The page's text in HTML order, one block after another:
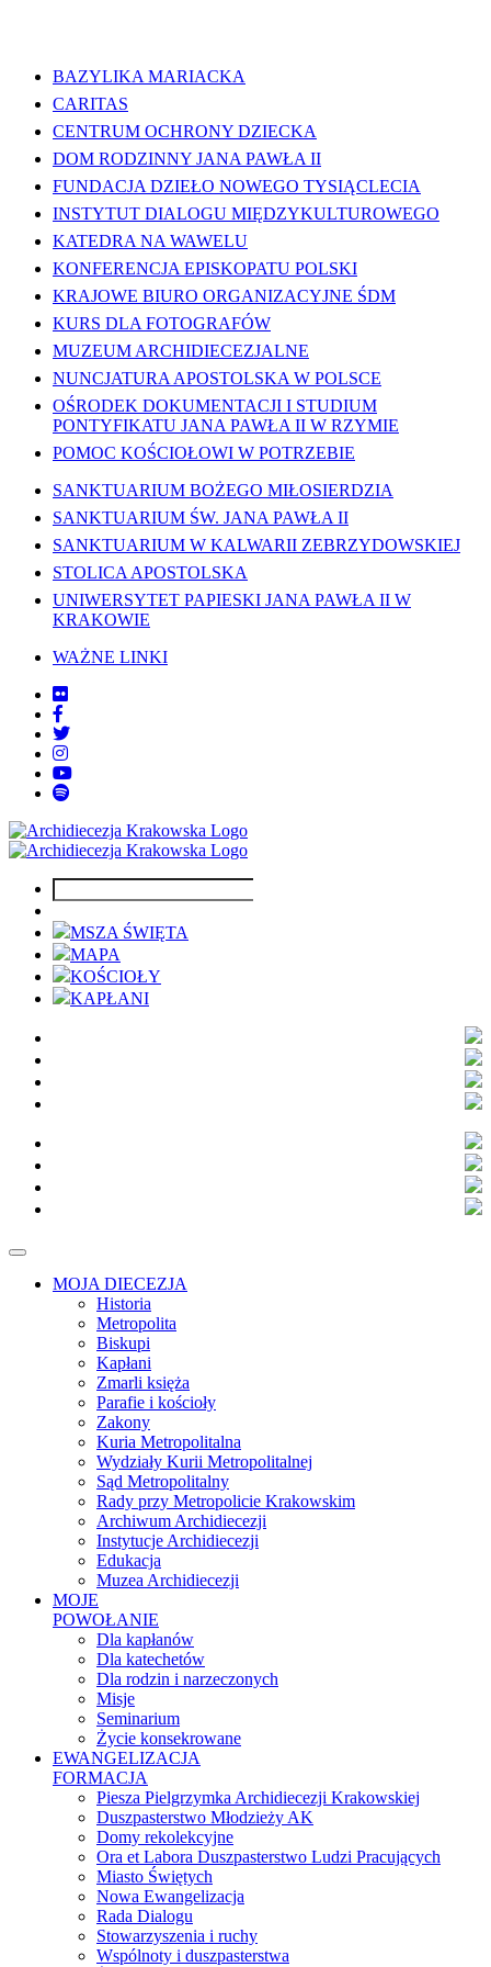
BAZYLIKA MARIACKA
CARITAS
CENTRUM OCHRONY DZIECKA
DOM RODZINNY JANA PAWŁA II
FUNDACJA DZIEŁO NOWEGO TYSIĄCLECIA
INSTYTUT DIALOGU MIĘDZYKULTUROWEGO
KATEDRA NA WAWELU
KONFERENCJA EPISKOPATU POLSKI
KRAJOWE BIURO ORGANIZACYJNE ŚDM
KURS DLA FOTOGRAFÓW
MUZEUM ARCHIDIECEZJALNE
NUNCJATURA APOSTOLSKA W POLSCE
OŚRODEK DOKUMENTACJI I STUDIUM
PONTYFIKATU JANA PAWŁA II W RZYMIE
POMOC KOŚCIOŁOWI W POTRZEBIE
SANKTUARIUM BOŻEGO MIŁOSIERDZIA
SANKTUARIUM ŚW. JANA PAWŁA II
SANKTUARIUM W KALWARII ZEBRZYDOWSKIEJ
STOLICA APOSTOLSKA
UNIWERSYTET PAPIESKI JANA PAWŁA II W
KRAKOWIE
WAŻNE LINKI
MSZA ŚWIĘTA
MAPA
KOŚCIOŁY
KAPŁANI
MOJA DIECEZJA
Historia
Metropolita
Biskupi
Kapłani
Zmarli księża
Parafie i kościoły
Zakony
Kuria Metropolitalna
Wydziały Kurii Metropolitalnej
Sąd Metropolitalny
Rady przy Metropolicie Krakowskim
Archiwum Archidiecezji
Instytucje Archidiecezji
Edukacja
Muzea Archidiecezji
MOJE
POWOŁANIE
Dla kapłanów
Dla katechetów
Dla rodzin i narzeczonych
Misje
Seminarium
Życie konsekrowane
EWANGELIZACJA
FORMACJA
Piesza Pielgrzymka Archidiecezji Krakowskiej
Duszpasterstwo Młodzieży AK
Domy rekolekcyjne
Ora et Labora Duszpasterstwo Ludzi Pracujących
Miasto Świętych
Nowa Ewangelizacja
Rada Dialogu
Stowarzyszenia i ruchy
Wspólnoty i duszpasterstwa